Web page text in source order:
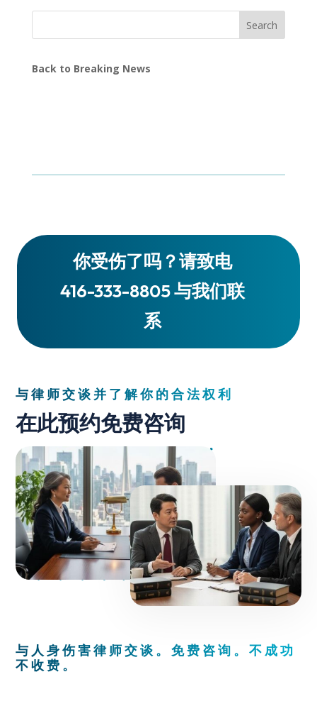
Search
Back to Breaking News
你受伤了吗？请致电
416-333-8805 与我们联
系
与律师交谈并了解你的合法权利
在此预约免费咨询
与人身伤害律师交谈。免费咨询。不成功
不收费。